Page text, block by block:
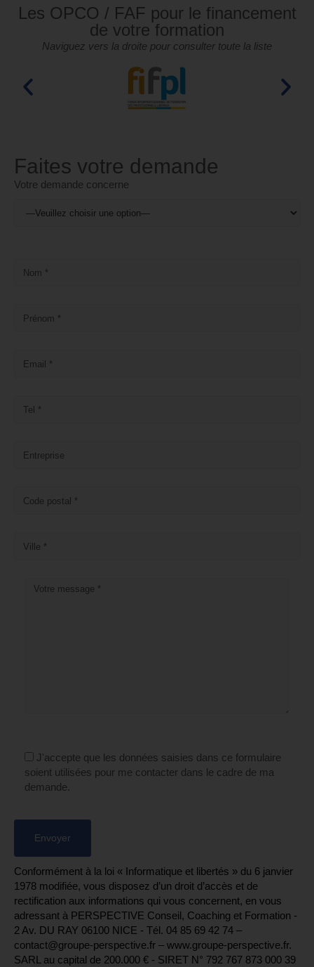
Les OPCO / FAF pour le financement
de votre formation
Naviguez vers la droite pour consulter toute la liste
Faites votre demande
Votre demande concerne
J'accepte que les données saisies dans ce formulaire
soient utilisées pour me contacter dans le cadre de ma
demande.
Conformément à la loi « Informatique et libertés » du 6 janvier
1978 modifiée, vous disposez d’un droit d’accès et de
rectification aux informations qui vous concernent, en vous
adressant à PERSPECTIVE Conseil, Coaching et Formation -
2 Av. DU RAY 06100 NICE - Tél. 04 85 69 42 74⁩ –
contact@groupe-perspective.fr – www.groupe-perspective.fr.
SARL au capital de 200.000 € - SIRET N° 792 767 873 000 39